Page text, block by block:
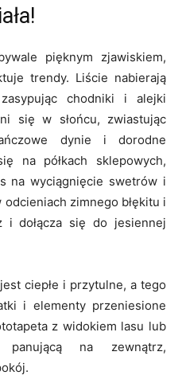
pięknym zjawiskiem,
trendy. Liście nabierają
chodniki i alejki
się w słońcu, zwiastując
dynie i dorodne
na półkach sklepowych,
na wyciągnięcie swetrów i
zimnego błękitu i
i dołącza się do jesiennej
ciepłe i przytulne, a tego
i elementy przeniesione
z widokiem lasu lub
na zewnątrz,